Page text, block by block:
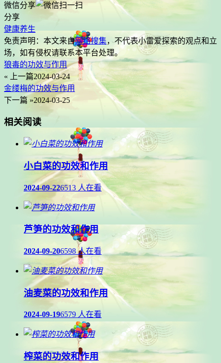
微信分享
分享
健康养生
免责声明：本文来自网络搜集，不代表小雷爱探索的观点和立
场，如有侵权请联系本平台处理。
狼毒的功效与作用
« 上一篇2024-03-24
金缕梅的功效与作用
下一篇 »2024-03-25
相关阅读
小白菜的功效和作用
2024-09-226513 人在看
芦笋的功效和作用
2024-09-206598 人在看
油麦菜的功效和作用
2024-09-196579 人在看
榨菜的功效和作用